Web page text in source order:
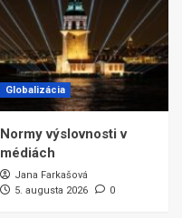
Globalizácia
Normy výslovnosti v
médiách
Jana Farkašová
5. augusta 2026
0